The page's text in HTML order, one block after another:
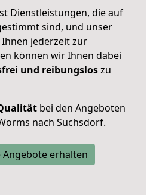
Dienstleistungen, die auf
sind, und unser
jederzeit zur
können wir Ihnen dabei
und reibungsloszu
bei den Angeboten
nach Suchsdorf.
Angebote erhalten